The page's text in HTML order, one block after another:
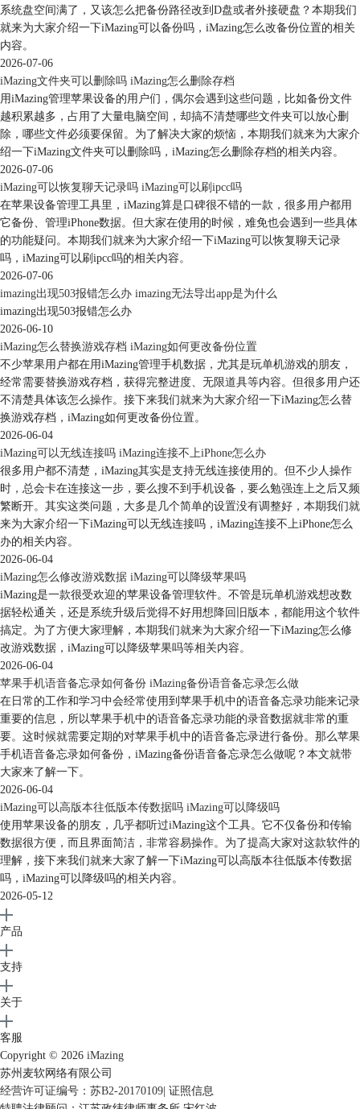
图5.iTunes
2.iMazing（第三方软件）
iMazing是一款功能强大的苹果设备备份与恢复工具，其可以帮助用户备
份和恢复苹果手机上的整个系统、应用、照片、短信、通话记录等数据。
除了备份功能，iMazing还支持选择性备份和恢复，可以更灵活的管理用
户的数据。
iMazing还拥有自主研发的备份文件格式，使其可以更快的对苹果手机进
行备份和恢复。在界面上更为的简洁，在操作也更为简单，使新手更快的
上手进行操作。
图6.iMazing
总而言之，iTunes和iCloud更适用于一些会进行操作的老手，而iMazing适
用人群较为广泛，不管新手小白还是老手都可以轻松上手。
以上就是苹果手机备份到安卓手机怎么弄和苹果手机备份软件哪个好的全
部内容。iMazing不仅拥有iTunes中的全部功能，还拥有很多iTunes所没有
的强大且人性化的功能，大家可以去试试哦。如果大家想了解更多关于
iMazing这款软件的功能和教程，可以登陆iMazing中文网站进行下载和学
习。
系统盘空间满了，又该怎么把备份路径改到D盘或者外接硬盘？本期我们
就来为大家介绍一下iMazing可以备份吗，iMazing怎么改备份位置的相关
内容。
2026-07-06
iMazing文件夹可以删除吗 iMazing怎么删除存档
用iMazing管理苹果设备的用户们，偶尔会遇到这些问题，比如备份文件
越积累越多，占用了大量电脑空间，却搞不清楚哪些文件夹可以放心删
除，哪些文件必须要保留。为了解决大家的烦恼，本期我们就来为大家介
绍一下iMazing文件夹可以删除吗，iMazing怎么删除存档的相关内容。
2026-07-06
iMazing可以恢复聊天记录吗 iMazing可以刷ipcc吗
在苹果设备管理工具里，iMazing算是口碑很不错的一款，很多用户都用
它备份、管理iPhone数据。但大家在使用的时候，难免也会遇到一些具体
的功能疑问。本期我们就来为大家介绍一下iMazing可以恢复聊天记录
吗，iMazing可以刷ipcc吗的相关内容。
2026-07-06
imazing出现503报错怎么办 imazing无法导出app是为什么
imazing出现503报错怎么办
2026-06-10
iMazing怎么替换游戏存档 iMazing如何更改备份位置
不少苹果用户都在用iMazing管理手机数据，尤其是玩单机游戏的朋友，
经常需要替换游戏存档，获得完整进度、无限道具等内容。但很多用户还
不清楚具体该怎么操作。接下来我们就来为大家介绍一下iMazing怎么替
换游戏存档，iMazing如何更改备份位置。
2026-06-04
iMazing可以无线连接吗 iMazing连接不上iPhone怎么办
很多用户都不清楚，iMazing其实是支持无线连接使用的。但不少人操作
时，总会卡在连接这一步，要么搜不到手机设备，要么勉强连上之后又频
繁断开。其实这类问题，大多是几个简单的设置没有调整好，本期我们就
来为大家介绍一下iMazing可以无线连接吗，iMazing连接不上iPhone怎么
办的相关内容。
2026-06-04
iMazing怎么修改游戏数据 iMazing可以降级苹果吗
iMazing是一款很受欢迎的苹果设备管理软件。不管是玩单机游戏想改数
据轻松通关，还是系统升级后觉得不好用想降回旧版本，都能用这个软件
搞定。为了方便大家理解，本期我们就来为大家介绍一下iMazing怎么修
改游戏数据，iMazing可以降级苹果吗等相关内容。
2026-06-04
苹果手机语音备忘录如何备份 iMazing备份语音备忘录怎么做
在日常的工作和学习中会经常使用到苹果手机中的语音备忘录功能来记录
重要的信息，所以苹果手机中的语音备忘录功能的录音数据就非常的重
要。这时候就需要定期的对苹果手机中的语音备忘录进行备份。那么苹果
手机语音备忘录如何备份，iMazing备份语音备忘录怎么做呢？本文就带
大家来了解一下。
2026-06-04
iMazing可以高版本往低版本传数据吗 iMazing可以降级吗
使用苹果设备的朋友，几乎都听过iMazing这个工具。它不仅备份和传输
数据很方便，而且界面简洁，非常容易操作。为了提高大家对这款软件的
理解，接下来我们就来大家了解一下iMazing可以高版本往低版本传数据
吗，iMazing可以降级吗的相关内容。
2026-05-12
产品
支持
关于
客服
Copyright © 2026 iMazing
苏州麦软网络有限公司
经营许可证编号：苏B2-20170109 证照信息